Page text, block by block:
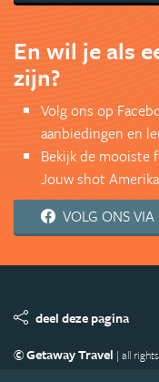
En wil je als
zijn?
Volg ons op
aanbiedingen en
Bekijk de mooiste
Jouw shot
VOLG ONS
deel deze pagina
© Getaway Travel | all